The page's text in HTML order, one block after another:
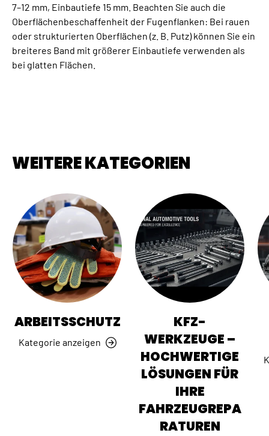
7–12 mm, Einbautiefe 15 mm. Beachten Sie auch die
Oberflächenbeschaffenheit der Fugenflanken: Bei rauen
oder strukturierten Oberflächen (z. B. Putz) können Sie ein
breiteres Band mit größerer Einbautiefe verwenden als
bei glatten Flächen.
WEITERE KATEGORIEN
ARBEITSSCHUTZ
Kategorie anzeigen
KFZ-
WERKZEUGE –
HOCHWERTIGE
LÖSUNGEN FÜR
IHRE
FAHRZEUGREPA
RATUREN